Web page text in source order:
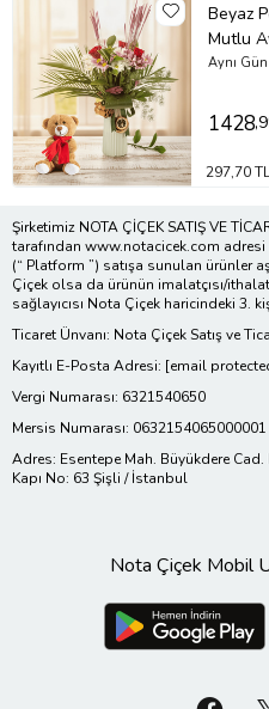
Beyaz
Mutlu
Aynı
1428
297,70
Şirketimiz NOTA ÇİÇEK SATIŞ VE
tarafından www.notacicek.com
(“ Platform ”) satışa sunulan ürünler
Çiçek olsa da ürünün imalatçısı/
sağlayıcısı Nota Çiçek haricindeki 3.
Ticaret Ünvanı: Nota Çiçek Satış ve
Kayıtlı E-Posta Adresi: [email
Vergi Numarası: 6321540650
Mersis Numarası: 0632154065000001
Adres: Esentepe Mah. Büyükdere
Kapı No: 63 Şişli / İstanbul
Nota Çiçek Mobil